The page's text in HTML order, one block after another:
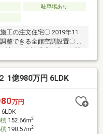
駐車場あり
工の注文住宅〇 2019年11
整できる全館空調設置〇 太
（間仕切りには別途費用を
部に吹き抜けが有り〇 おう
グテラス有り〇 炊事・洗濯
ルに掃除用具や外出時のお
ズインクローク有り。ベビ
もあり収納量豊富〇 1、2階
1億980万円 6LDK
万円
6LDK
152.66m2
198.57m2